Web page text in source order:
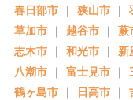
春日部市 ｜ 狭山市 ｜
草加市 ｜ 越谷市 ｜ 蕨
志木市 ｜ 和光市 ｜ 新
八潮市 ｜ 富士見市 ｜
鶴ヶ島市 ｜ 日高市 ｜